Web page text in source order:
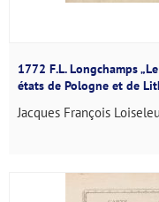
1772 F.L. Longchamps
états de Pologne et de
Jacques François